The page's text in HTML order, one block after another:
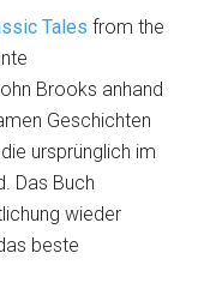
Tales from the
Brooks anhand
Geschichten
ursprünglich im
Das Buch
wieder
beste